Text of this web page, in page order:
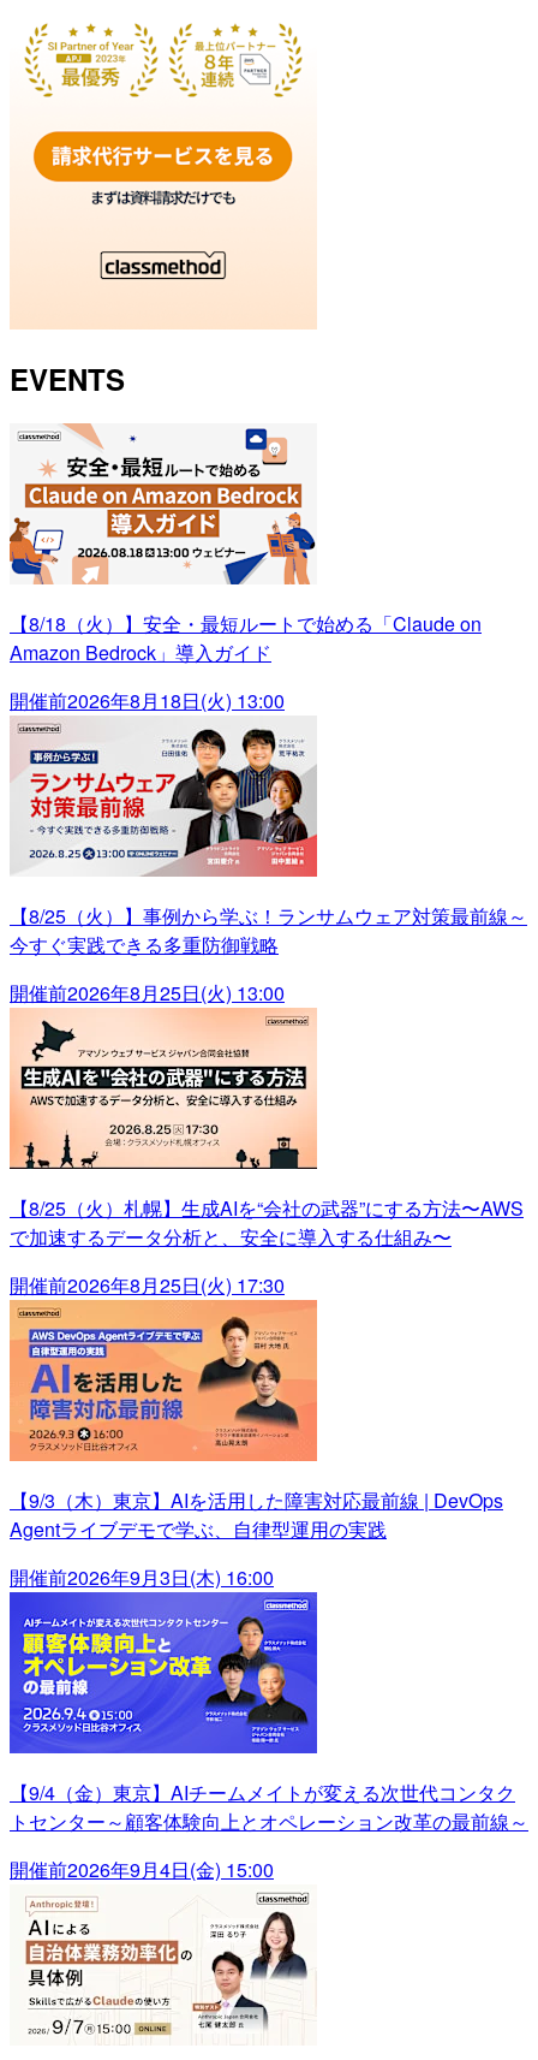
EVENTS
【8/18（火）】安全・最短ルートで始める「Claude on
Amazon Bedrock」導入ガイド
開催前2026年8月18日(火) 13:00
【8/25（火）】事例から学ぶ！ランサムウェア対策最前線～
今すぐ実践できる多重防御戦略
開催前2026年8月25日(火) 13:00
【8/25（火）札幌】生成AIを“会社の武器”にする方法〜AWS
で加速するデータ分析と、安全に導入する仕組み〜
開催前2026年8月25日(火) 17:30
【9/3（木）東京】AIを活用した障害対応最前線 | DevOps
Agentライブデモで学ぶ、自律型運用の実践
開催前2026年9月3日(木) 16:00
【9/4（金）東京】AIチームメイトが変える次世代コンタク
トセンター～顧客体験向上とオペレーション改革の最前線～
開催前2026年9月4日(金) 15:00